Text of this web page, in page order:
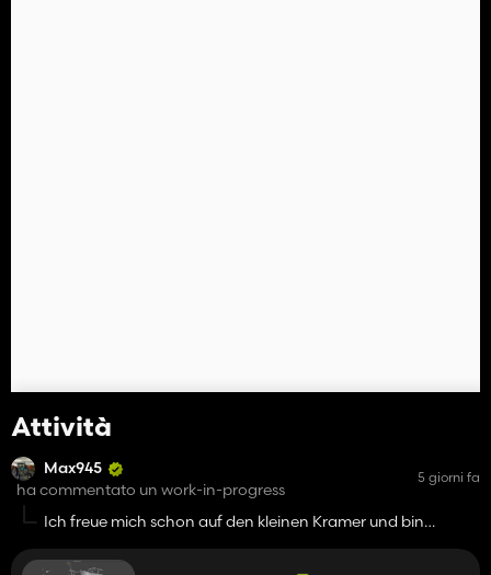
Attività
Max945
ha commentato un work-in-progress
5 giorni fa
Ich freue mich schon auf den kleinen Kramer und bin